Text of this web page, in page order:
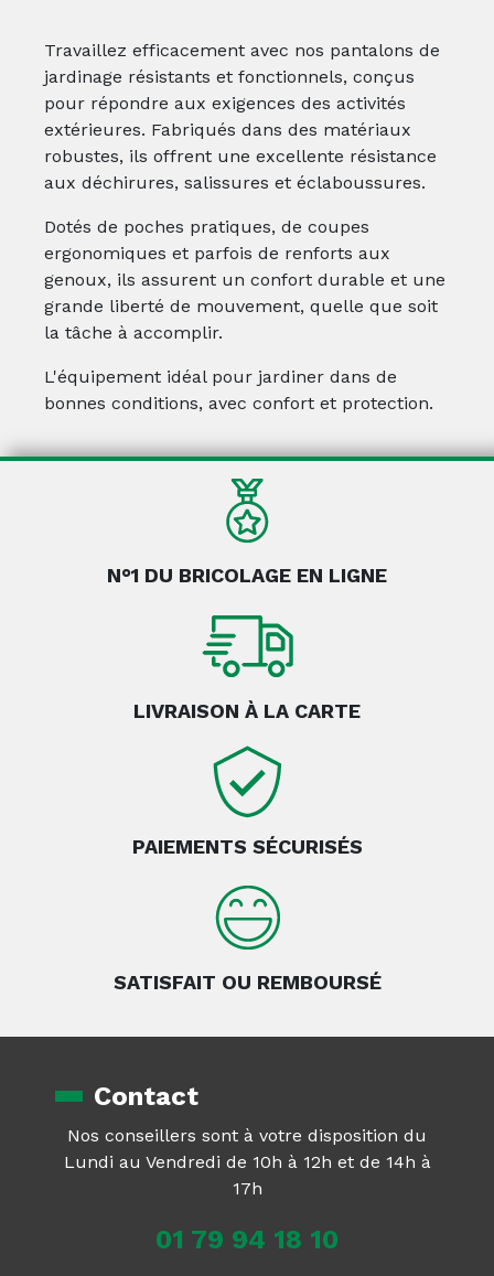
Travaillez efficacement avec nos pantalons de
jardinage résistants et fonctionnels, conçus
pour répondre aux exigences des activités
extérieures. Fabriqués dans des matériaux
robustes, ils offrent une excellente résistance
aux déchirures, salissures et éclaboussures.
Dotés de poches pratiques, de coupes
ergonomiques et parfois de renforts aux
genoux, ils assurent un confort durable et une
grande liberté de mouvement, quelle que soit
la tâche à accomplir.
L'équipement idéal pour jardiner dans de
bonnes conditions, avec confort et protection.
N°1 DU BRICOLAGE EN LIGNE
LIVRAISON À LA CARTE
PAIEMENTS SÉCURISÉS
SATISFAIT OU REMBOURSÉ
Contact
Nos conseillers sont à votre disposition du
Lundi au Vendredi de 10h à 12h et de 14h à
17h
01 79 94 18 10